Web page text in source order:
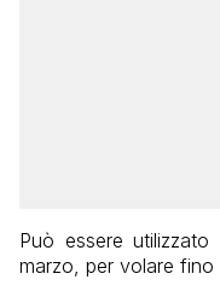
Può essere
marzo, per volare fino